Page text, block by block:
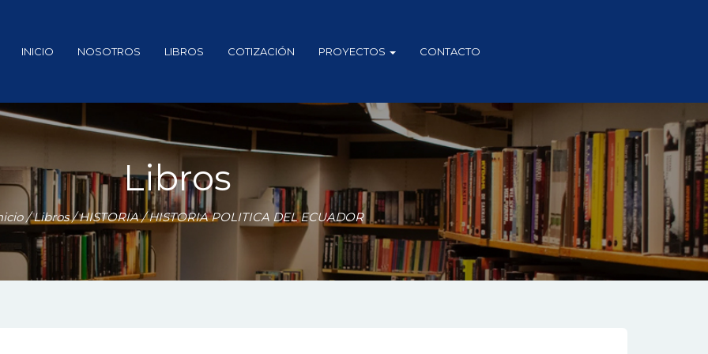
INICIO NOSOTROS LIBROS COTIZACIÓN PROYECTOS CONTACTO
Libros
/Libros/HISTORIA/ HISTORIA POLITICA DEL ECUADOR